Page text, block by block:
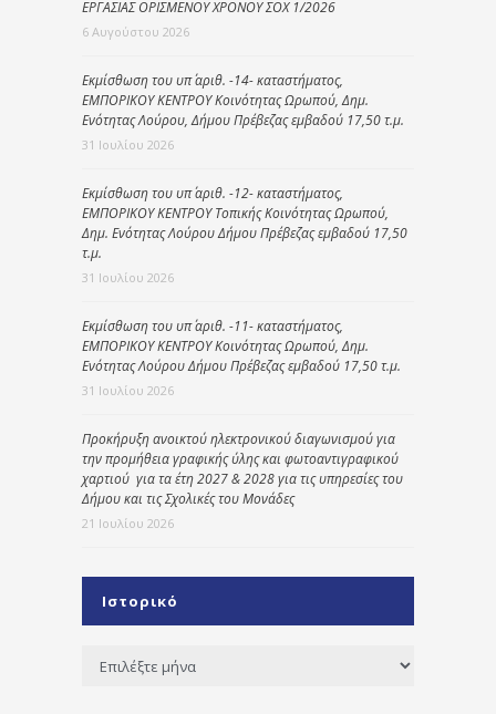
ΕΡΓΑΣΙΑΣ ΟΡΙΣΜΕΝΟΥ ΧΡΟΝΟΥ ΣΟΧ 1/2026
6 Αυγούστου 2026
Εκμίσθωση του υπ΄ αριθ. -14- καταστήματος,
ΕΜΠΟΡΙΚΟΥ ΚΕΝΤΡΟΥ Κοινότητας Ωρωπού, Δημ.
Ενότητας Λούρου, Δήμου Πρέβεζας εμβαδού 17,50 τ.μ.
31 Ιουλίου 2026
Εκμίσθωση του υπ΄ αριθ. -12- καταστήματος,
ΕΜΠΟΡΙΚΟΥ ΚΕΝΤΡΟΥ Τοπικής Κοινότητας Ωρωπού,
Δημ. Ενότητας Λούρου Δήμου Πρέβεζας εμβαδού 17,50
τ.μ.
31 Ιουλίου 2026
Εκμίσθωση του υπ΄ αριθ. -11- καταστήματος,
ΕΜΠΟΡΙΚΟΥ ΚΕΝΤΡΟΥ Κοινότητας Ωρωπού, Δημ.
Ενότητας Λούρου Δήμου Πρέβεζας εμβαδού 17,50 τ.μ.
31 Ιουλίου 2026
Προκήρυξη ανοικτού ηλεκτρονικού διαγωνισμού για
την προμήθεια γραφικής ύλης και φωτοαντιγραφικού
χαρτιού για τα έτη 2027 & 2028 για τις υπηρεσίες του
Δήμου και τις Σχολικές του Μονάδες
21 Ιουλίου 2026
Ιστορικό
Ιστορικό